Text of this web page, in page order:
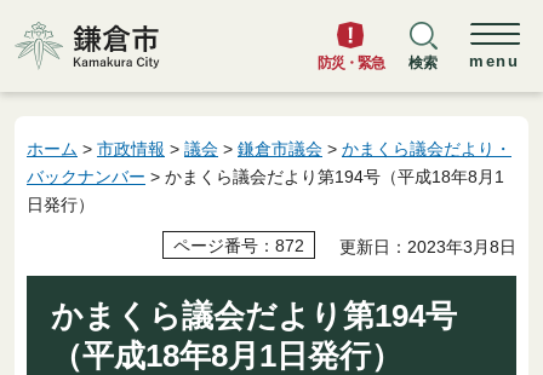
鎌倉市
防災・緊急 検索 menu
ホーム > 市政情報 > 議会 > 鎌倉市議会 > かまくら議会だより・
バックナンバー > かまくら議会だより第194号（平成18年8月1
日発行）
ページ番号：872 更新日：2023年3月8日
かまくら議会だより第194号
（平成18年8月1日発行）